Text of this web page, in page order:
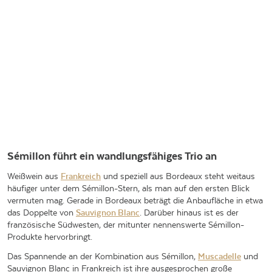
Sémillon führt ein wandlungsfähiges Trio an
Weißwein aus Frankreich und speziell aus Bordeaux steht weitaus
häufiger unter dem Sémillon-Stern, als man auf den ersten Blick
vermuten mag. Gerade in Bordeaux beträgt die Anbaufläche in etwa
das Doppelte von Sauvignon Blanc . Darüber hinaus ist es der
französische Südwesten, der mitunter nennenswerte Sémillon-
Produkte hervorbringt.
Das Spannende an der Kombination aus Sémillon, Muscadelle und
Sauvignon Blanc in Frankreich ist ihre ausgesprochen große